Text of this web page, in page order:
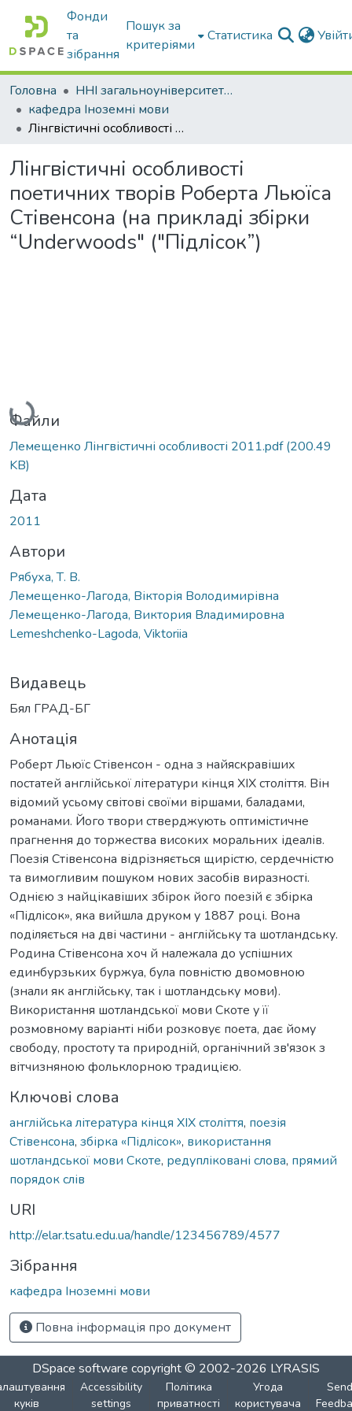
Фонди
та
зібрання
Пошук за
критеріями
Статистика
Головна
ННІ загальноуніверситетської підготовки
кафедра Іноземні мови
Лінгвістичні особливості поетичних творів Роберта Льюїса Стівенсона (на прикладі збірки “Underwoods" ("Підлісок”)
Лінгвістичні особливості
поетичних творів Роберта Льюїса
Стівенсона (на прикладі збірки
“Underwoods" ("Підлісок”)
Вантажиться...
Файли
Лемещенко Лінгвістичні особливості 2011.pdf(200.49
KB)
Дата
2011
Автори
Рябуха, Т. В.
Лемещенко-Лагода, Вікторія Володимирівна
Лемещенко-Лагода, Виктория Владимировна
Lemeshchenko-Lagoda, Viktoriia
Видавець
Бял ГРАД-БГ
Анотація
Роберт Льюїс Стівенсон - одна з найяскравіших
постатей англійської літератури кінця XIX століття. Він
відомий усьому світові своїми віршами, баладами,
романами. Його твори стверджують оптимістичне
прагнення до торжества високих моральних ідеалів.
Поезія Стівенсона відрізняється щирістю, сердечністю
та вимогливим пошуком нових засобів виразності.
Однією з найцікавіших збірок його поезій є збірка
«Підлісок», яка вийшла друком у 1887 році. Вона
поділяється на дві частини - англійську та шотландську.
Родина Стівенсона хоч й належала до успішних
единбурзьких буржуа, була повністю двомовною
(знали як англійську, так і шотландську мови).
Використання шотландської мови Скоте у її
розмовному варіанті ніби розковує поета, дає йому
свободу, простоту та природній, органічний зв'язок з
вітчизняною фольклорною традицією.
Ключові слова
англійська література кінця XIX століття, поезія
Стівенсона, збірка «Підлісок», використання
шотландської мови Скоте, редупліковані слова, прямий
порядок слів
URI
http://elar.tsatu.edu.ua/handle/123456789/4577
Зібрання
кафедра Іноземні мови
Повна інформація про документ
DSpace software copyright © 2002-2026 LYRASIS
куків
Accessibility
settings
Політика
приватності
Угода
користувача
Send